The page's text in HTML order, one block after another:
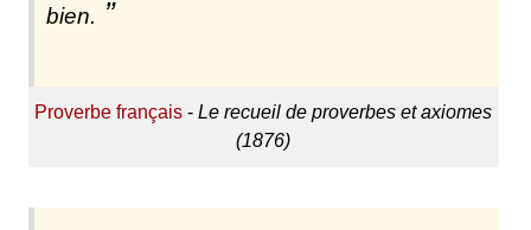
bien.
Proverbe français -Le recueil de proverbes et axiomes
(1876)